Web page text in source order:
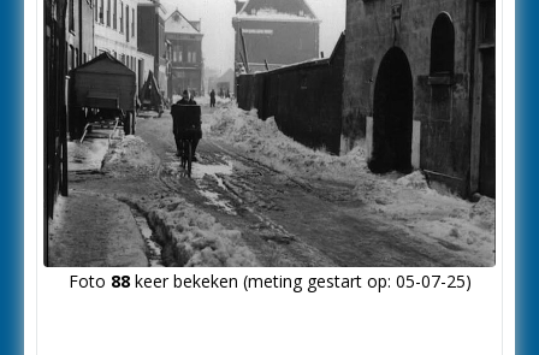
Foto 88keer bekeken (meting gestart op: 05-07-25)